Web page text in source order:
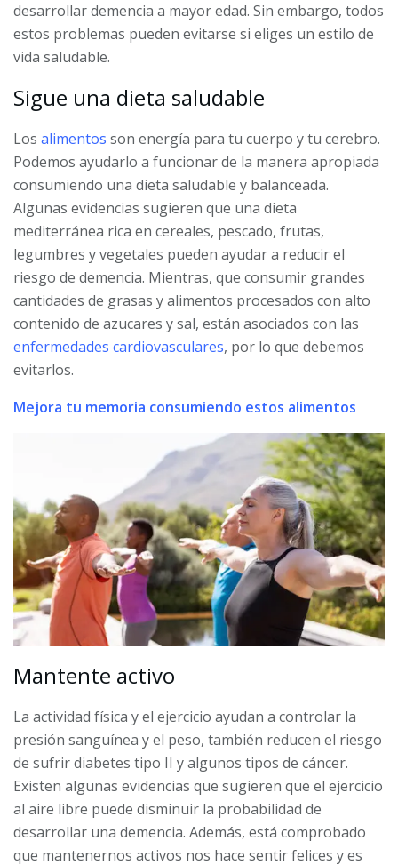
desarrollar demencia a mayor edad. Sin embargo, todos
estos problemas pueden evitarse si eliges un estilo de
vida saludable.
Sigue una dieta saludable
Los alimentos son energía para tu cuerpo y tu cerebro.
Podemos ayudarlo a funcionar de la manera apropiada
consumiendo una dieta saludable y balanceada.
Algunas evidencias sugieren que una dieta
mediterránea rica en cereales, pescado, frutas,
legumbres y vegetales pueden ayudar a reducir el
riesgo de demencia. Mientras, que consumir grandes
cantidades de grasas y alimentos procesados con alto
contenido de azucares y sal, están asociados con las
enfermedades cardiovasculares, por lo que debemos
evitarlos.
Mejora tu memoria consumiendo estos alimentos
Mantente activo
La actividad física y el ejercicio ayudan a controlar la
presión sanguínea y el peso, también reducen el riesgo
de sufrir diabetes tipo II y algunos tipos de cáncer.
Existen algunas evidencias que sugieren que el ejercicio
al aire libre puede disminuir la probabilidad de
desarrollar una demencia. Además, está comprobado
que mantenernos activos nos hace sentir felices y es